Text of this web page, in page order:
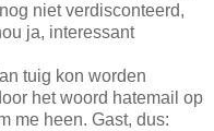
niet verdisconteerd,
ja, interessant
tuig kon worden
het woord hatemail op
me heen. Gast, dus: